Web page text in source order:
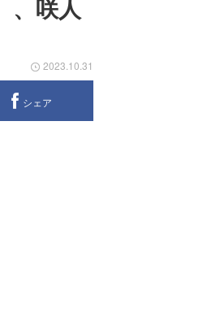
、咲人
2023.10.31
シェア